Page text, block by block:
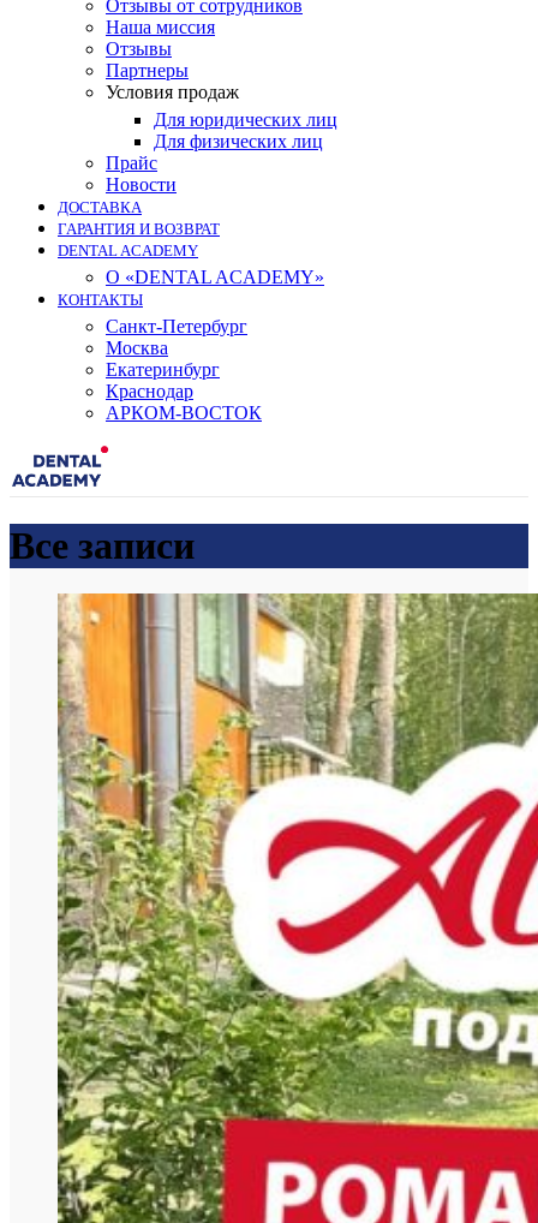
Отзывы от сотрудников
Наша миссия
Отзывы
Партнеры
Условия продаж
Для юридических лиц
Для физических лиц
Прайс
Новости
ДОСТАВКА
ГАРАНТИЯ И ВОЗВРАТ
DENTAL ACADEMY
О «DENTAL ACADEMY»
КОНТАКТЫ
Санкт-Петербург
Москва
Екатеринбург
Краснодар
АРКОМ-ВОСТОК
Все записи